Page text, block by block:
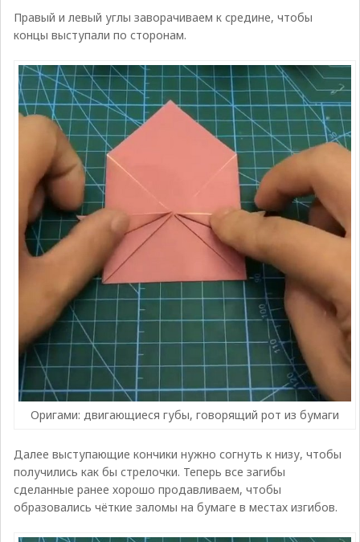
Правый и левый углы заворачиваем к средине, чтобы
концы выступали по сторонам.
Оригами: двигающиеся губы, говорящий рот из бумаги
Далее выступающие кончики нужно согнуть к низу, чтобы
получились как бы стрелочки. Теперь все загибы
сделанные ранее хорошо продавливаем, чтобы
образовались чёткие заломы на бумаге в местах изгибов.